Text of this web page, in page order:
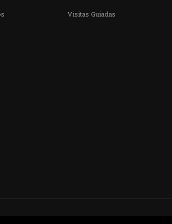
Visitas Guiadas